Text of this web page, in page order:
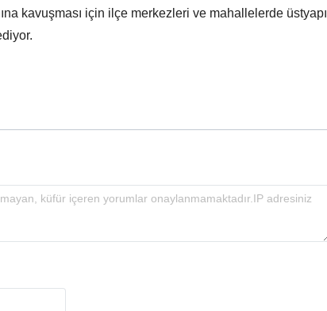
kavuşması için ilçe merkezleri ve mahallelerde üstyapı